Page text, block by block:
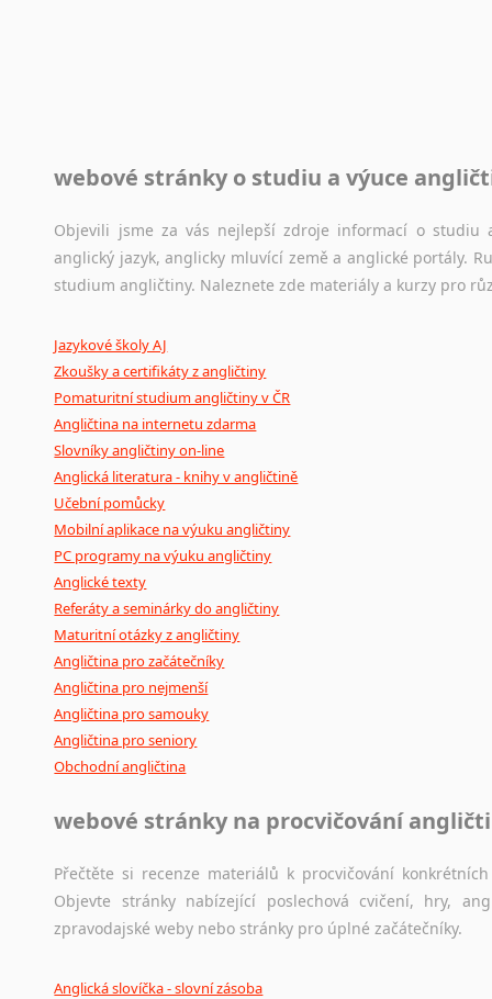
Jazykový korpus je elektronický soubor autentických
původního zdroje textu.
Ostatní pomůcky pro překladatele
poradny a pravidla
webové stránky o studiu a výuce
Objevili jsme za vás nejlepší zdroje informací o studiu
anglický jazyk, anglicky mluvící země a anglické portály.
studium angličtiny. Naleznete zde materiály a kurzy pro
Jazykové školy AJ
Zkoušky a certifikáty z angličtiny
Pomaturitní studium angličtiny v ČR
Angličtina na internetu zdarma
Slovníky angličtiny on-line
Anglická literatura - knihy v angličtině
Učební pomůcky
Mobilní aplikace na výuku angličtiny
PC programy na výuku angličtiny
Anglické texty
Referáty a seminárky do angličtiny
Maturitní otázky z angličtiny
Angličtina pro začátečníky
Angličtina pro nejmenší
Angličtina pro samouky
Angličtina pro seniory
Obchodní angličtina
webové stránky na procvičování
Přečtěte si recenze materiálů k procvičování
Objevte stránky nabízející poslechová cvičení, hry,
zpravodajské weby nebo stránky pro úplné začátečníky.
Anglická slovíčka - slovní zásoba